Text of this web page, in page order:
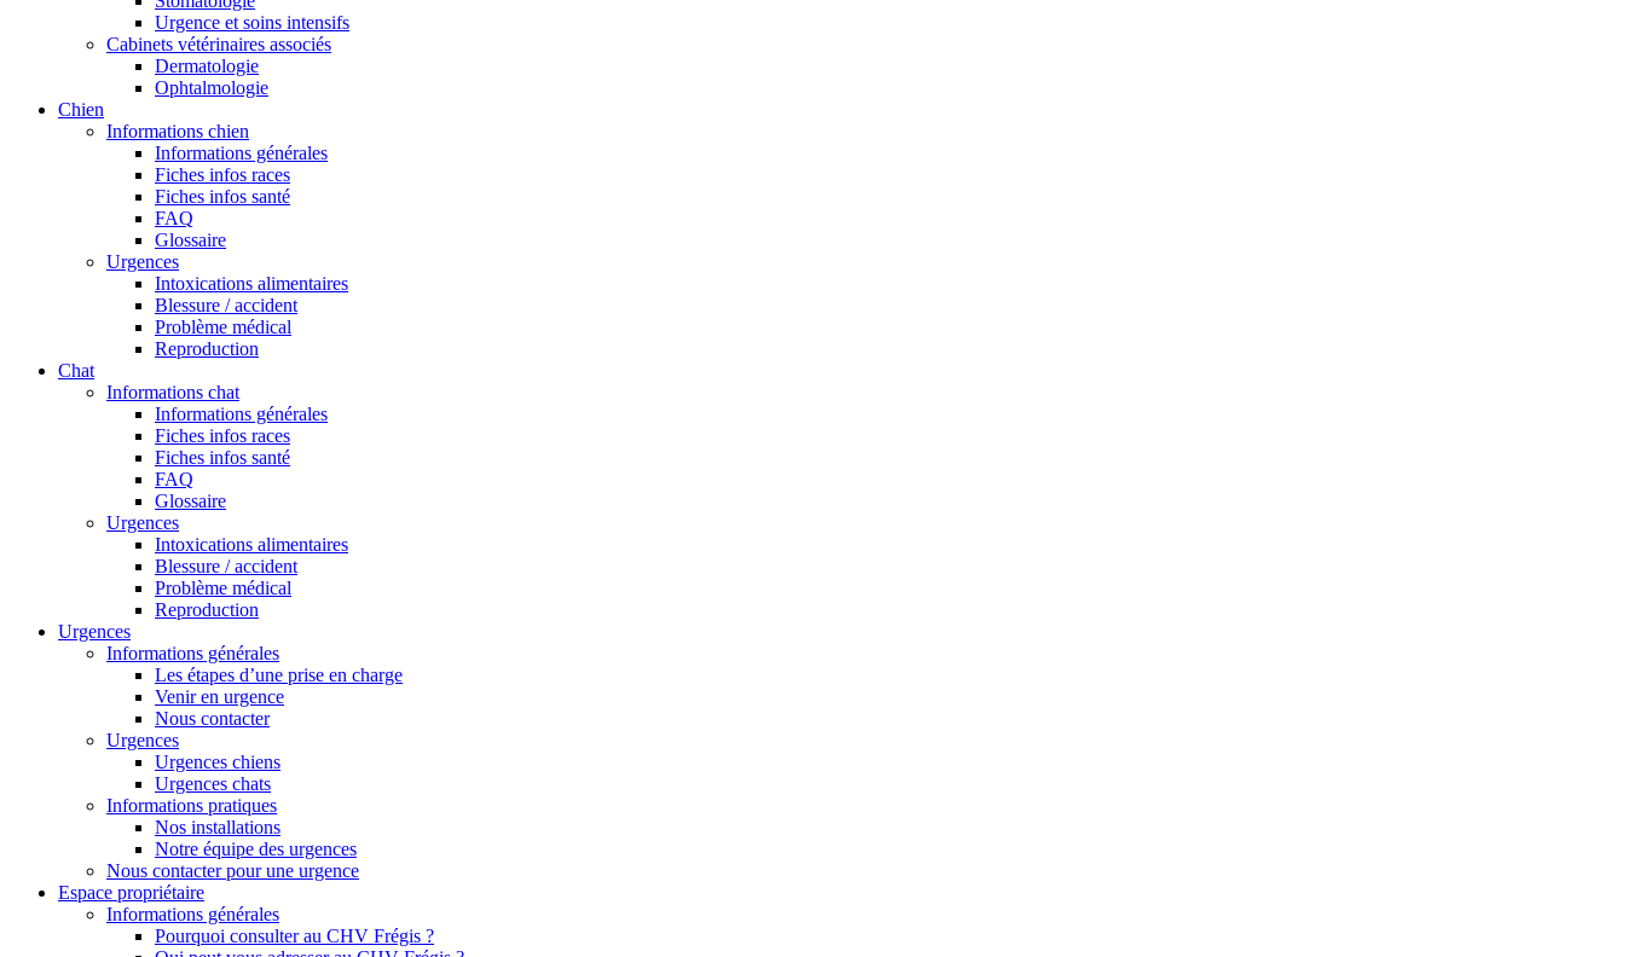
Urgence et soins intensifs
Cabinets vétérinaires associés
Dermatologie
Ophtalmologie
Chien
Informations chien
Informations générales
Fiches infos races
Fiches infos santé
FAQ
Glossaire
Urgences
Intoxications alimentaires
Blessure / accident
Problème médical
Reproduction
Chat
Informations chat
Informations générales
Fiches infos races
Fiches infos santé
FAQ
Glossaire
Urgences
Intoxications alimentaires
Blessure / accident
Problème médical
Reproduction
Urgences
Informations générales
Les étapes d’une prise en charge
Venir en urgence
Nous contacter
Urgences
Urgences chiens
Urgences chats
Informations pratiques
Nos installations
Notre équipe des urgences
Nous contacter pour une urgence
Espace propriétaire
Informations générales
Pourquoi consulter au CHV Frégis ?